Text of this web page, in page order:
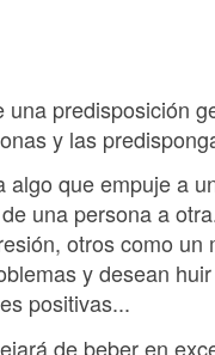
predisposición
y las
algo que empuje a
una persona a
otros como
y desean
positivas...
de beber en